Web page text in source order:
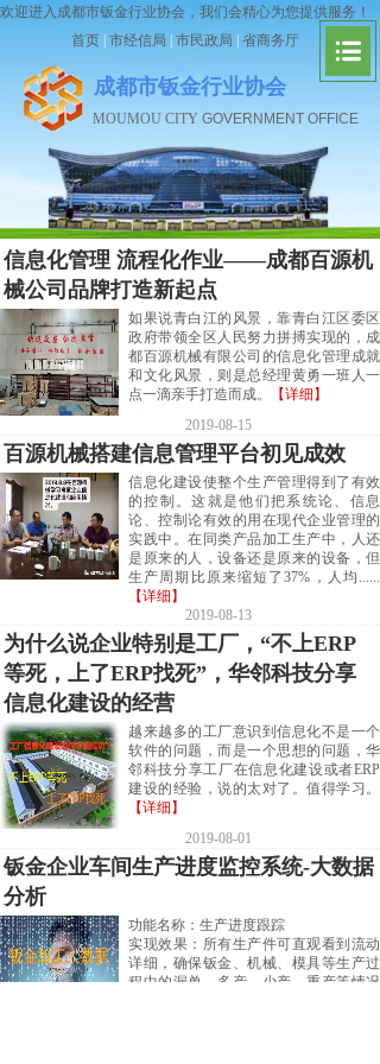
MOUMOU CITY GOVERNMENT OFFICE
欢迎进入成都市钣金行业协会，我们会精心为您提供服务！
成都市钣金行业协会
首页 市经信局 市民政局 省商务厅
信息化管理 流程化作业——成都百源机
械公司品牌打造新起点
如果说青白江的风景，靠青白江区委区
政府带领全区人民努力拼搏实现的，成
都百源机械有限公司的信息化管理成就
和文化风景，则是总经理黄勇一班人一
点一滴亲手打造而成。
【详细】
2019-08-15
百源机械搭建信息管理平台初见成效
信息化建设使整个生产管理得到了有效
的控制。这就是他们把系统论、信息
论、控制论有效的用在现代企业管理的
实践中。在同类产品加工生产中，人还
是原来的人，设备还是原来的设备，但
生产周期比原来缩短了37%，人均......
【详细】
2019-08-13
为什么说企业特别是工厂，“不上ERP
等死，上了ERP找死”，华邻科技分享
信息化建设的经营
越来越多的工厂意识到信息化不是一个
软件的问题，而是一个思想的问题，华
邻科技分享工厂在信息化建设或者ERP
建设的经验，说的太对了。值得学习。
【详细】
2019-08-01
钣金企业车间生产进度监控系统-大数据
分析
功能名称：生产进度跟踪
实现效果：所有生产件可直观看到流动
详细，确保钣金、机械、模具等生产过
程中的漏单、多产、少产、重产等情况